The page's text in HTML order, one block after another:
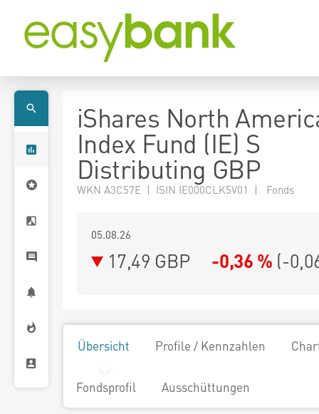
iShares North
Index Fund (IE) S
Distributing GBP
WKN A3C57E | ISIN IE000CLK5V01 | Fonds
05.08.26
17,49 GBP -0,36 % (-
Übersicht Profile / Kennzahlen
Fondsprofil Ausschüttungen